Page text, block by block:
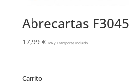
Abrecartas F3045
17,99 € IVA y Transporte Incluido
Carrito